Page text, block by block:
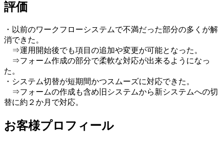
評価
・以前のワークフローシステムで不満だった部分の多くが解
消できた。
⇒運用開始後でも項目の追加や変更が可能となった。
⇒フォーム作成の部分で柔軟な対応が出来るようになっ
た。
・システム切替が短期間かつスムーズに対応できた。
⇒フォームの作成も含め旧システムから新システムへの切
替に約２か月で対応。
お客様プロフィール